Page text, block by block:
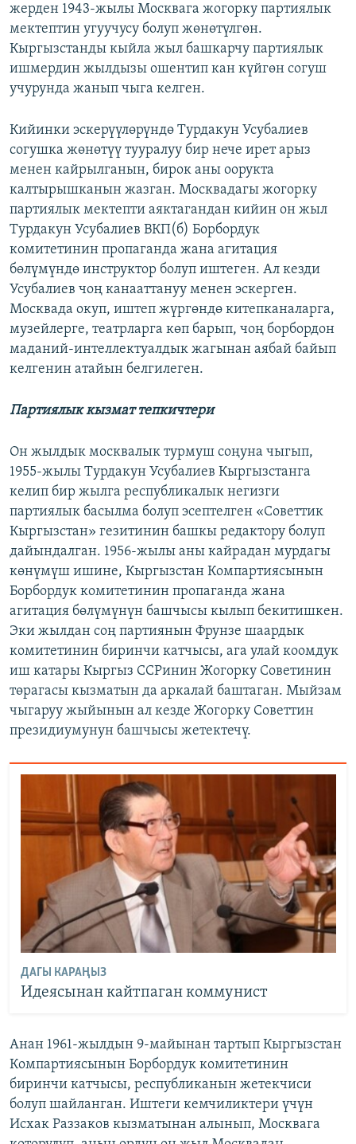
жерден 1943-жылы Москвага жогорку партиялык
мектептин угуучусу болуп жөнөтүлгөн.
Кыргызстанды кыйла жыл башкарчу партиялык
ишмердин жылдызы ошентип кан күйгөн согуш
учурунда жанып чыга келген.
Кийинки эскерүүлөрүндө Турдакун Усубалиев
согушка жөнөтүү тууралуу бир нече ирет арыз
менен кайрылганын, бирок аны оорукта
калтырышканын жазган. Москвадагы жогорку
партиялык мектепти аяктагандан кийин он жыл
Турдакун Усубалиев ВКП(б) Борбордук
комитетинин пропаганда жана агитация
бөлүмүндө инструктор болуп иштеген. Ал кезди
Усубалиев чоң канааттануу менен эскерген.
Москвада окуп, иштеп жүргөндө китепканаларга,
музейлерге, театрларга көп барып, чоң борбордон
маданий-интеллектуалдык жагынан аябай байып
келгенин атайын белгилеген.
Партиялык кызмат тепкичтери
Он жылдык москвалык турмуш соңуна чыгып,
1955-жылы Турдакун Усубалиев Кыргызстанга
келип бир жылга республикалык негизги
партиялык басылма болуп эсептелген «Советтик
Кыргызстан» гезитинин башкы редактору болуп
дайындалган. 1956-жылы аны кайрадан мурдагы
көнүмүш ишине, Кыргызстан Компартиясынын
Борбордук комитетинин пропаганда жана
агитация бөлүмүнүн башчысы кылып бекитишкен.
Эки жылдан соң партиянын Фрунзе шаардык
комитетинин биринчи катчысы, ага улай коомдук
иш катары Кыргыз ССРинин Жогорку Советинин
төрагасы кызматын да аркалай баштаган. Мыйзам
чыгаруу жыйынын ал кезде Жогорку Советтин
президиумунун башчысы жетектечү.
ДАГЫ КАРАҢЫЗ
Идеясынан кайтпаган коммунист
Анан 1961-жылдын 9-майынан тартып Кыргызстан
Компартиясынын Борбордук комитетинин
биринчи катчысы, республиканын жетекчиси
болуп шайланган. Иштеги кемчиликтери үчүн
Исхак Раззаков кызматынан алынып, Москвага